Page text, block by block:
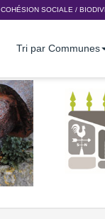
COHÉSION SOCIALE /
Tri par Communes